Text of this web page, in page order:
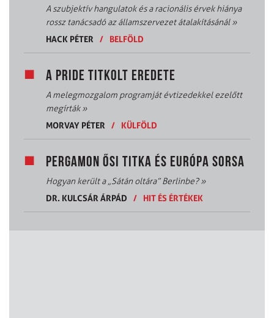
A szubjektív hangulatok és a racionális érvek hiánya
rossz tanácsadó az államszervezet átalakításánál»
HACK PÉTER
/ BELFÖLD
A PRIDE TITKOLT EREDETE
A melegmozgalom programját évtizedekkel ezelőtt
megírták»
MORVAY PÉTER
/ KÜLFÖLD
PERGAMON ŐSI TITKA ÉS EURÓPA SORSA
Hogyan került a „Sátán oltára” Berlinbe?»
DR. KULCSÁR ÁRPÁD
/ HIT ÉS ÉRTÉKEK